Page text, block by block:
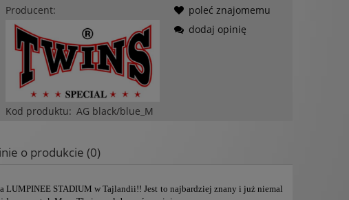
Producent:
Kod produktu: AG black/blue_M
poleć znajomemu
dodaj opinię
ewentualnych kosztów
o produkcie (0)
LUMPINEE STADIUM w Tajlandii!! Jest to najbardziej znany i już niemal